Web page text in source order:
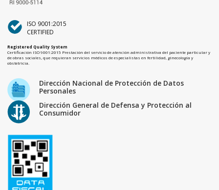
ISO 9001:2015
CERTIFIED
Registered Quality System
Certificación ISO 9001:2015 Prestación del servicio de atención administrativa del paciente particular y
de obras sociales, que requieran servicios médicos de especialistas en fertilidad, ginecología y
obstetricia.
Dirección Nacional de Protección de Datos
Personales
Dirección General de Defensa y Protección al
Consumidor